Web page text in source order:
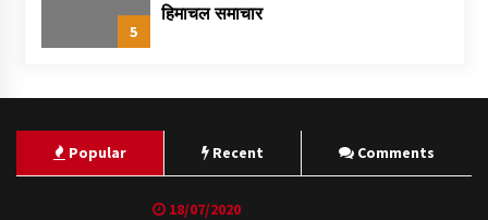
5
हिमाचल समाचार
Popular Recent Comments
18/07/2020